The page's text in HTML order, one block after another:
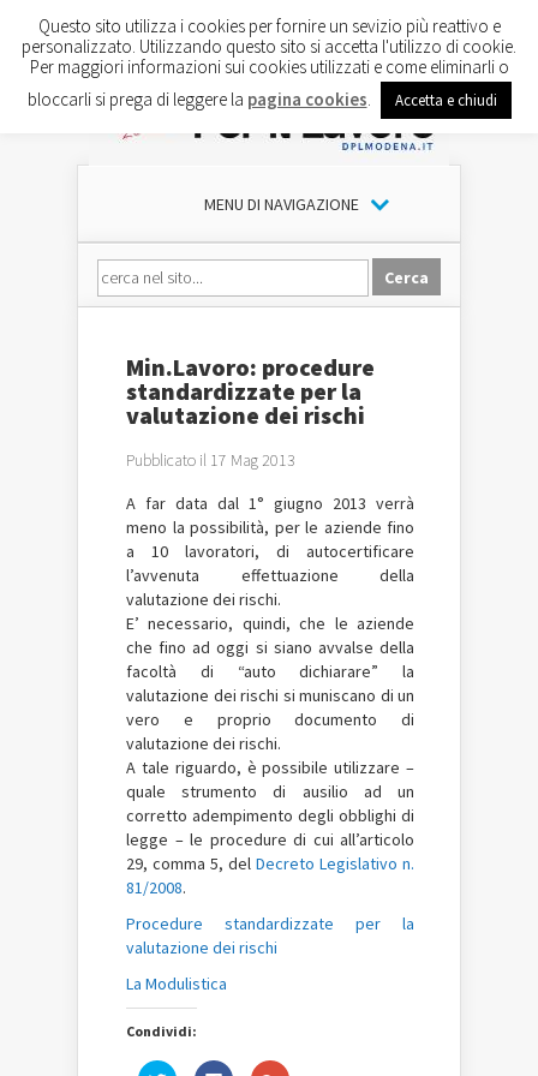
MENU DI NAVIGAZIONE
Min.Lavoro: procedure
standardizzate per la
valutazione dei rischi
Pubblicato il 17 Mag 2013
A far data dal 1° giugno 2013 verrà
meno la possibilità, per le aziende fino
a 10 lavoratori, di autocertificare
l’avvenuta effettuazione della
valutazione dei rischi.
E’ necessario, quindi, che le aziende
che fino ad oggi si siano avvalse della
facoltà di “auto dichiarare” la
valutazione dei rischi si muniscano di un
vero e proprio documento di
valutazione dei rischi.
A tale riguardo, è possibile utilizzare –
quale strumento di ausilio ad un
corretto adempimento degli obblighi di
legge – le procedure di cui all’articolo
29, comma 5, del Decreto Legislativo n.
81/2008.
Procedure standardizzate per la
valutazione dei rischi
La Modulistica
Condividi:
Questo sito utilizza i cookies per fornire un sevizio più reattivo e
personalizzato. Utilizzando questo sito si accetta l'utilizzo di cookie.
Per maggiori informazioni sui cookies utilizzati e come eliminarli o
bloccarli si prega di leggere la pagina cookies Accetta e chiudi